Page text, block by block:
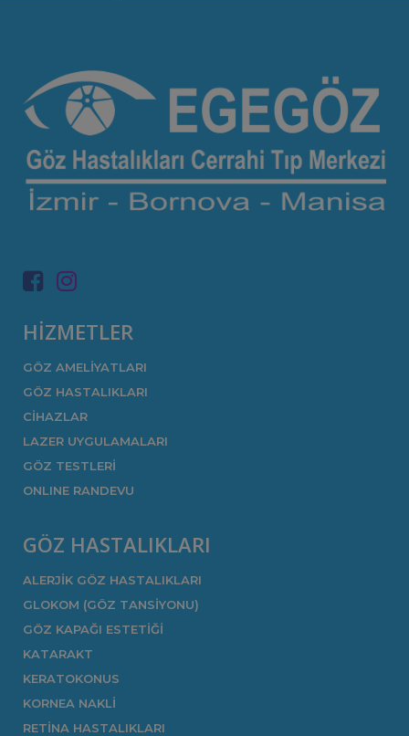
HİZMETLER
GÖZ AMELİYATLARI
GÖZ HASTALIKLARI
CİHAZLAR
LAZER UYGULAMALARI
GÖZ TESTLERİ
ONLINE RANDEVU
GÖZ HASTALIKLARI
ALERJİK GÖZ HASTALIKLARI
GLOKOM (GÖZ TANSİYONU)
GÖZ KAPAĞI ESTETİĞİ
KATARAKT
KERATOKONUS
KORNEA NAKLİ
RETİNA HASTALIKLARI